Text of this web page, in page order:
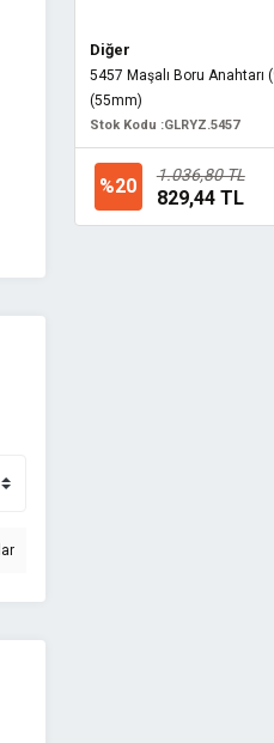
Diğer
5457 Maşalı Boru Anahtarı
(55mm)
Stok Kodu :GLRYZ.5457
%20 1.036,80 TL
829,44 TL